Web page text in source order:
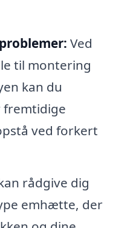
Ved
til montering
kan du
fremtidige
ved forkert
rådgive dig
emhætte, der